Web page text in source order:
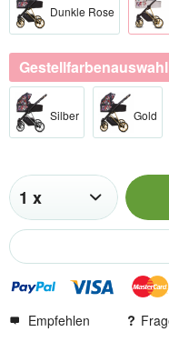
Dunkle Rose
Gestellfarbenauswahl
Silber​ Gold​
Empfehlen